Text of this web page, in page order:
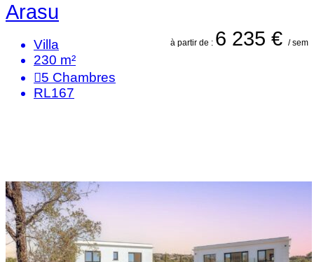
Arasu
à partir de : 6 235 € / sem
Villa
230 m²
5 Chambres
RL167